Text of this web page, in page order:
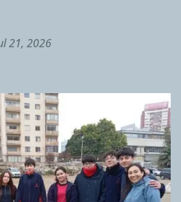
21, 2026